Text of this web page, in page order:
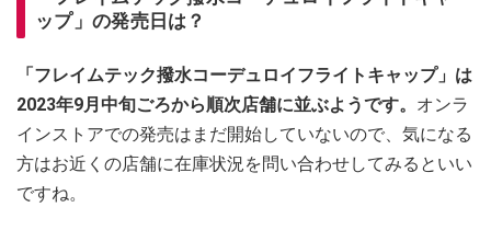
ップ」の発売日は？
「フレイムテック撥水コーデュロイフライトキャップ」は
2023年9月中旬ごろから順次店舗に並ぶようです。 オンラ
インストアでの発売はまだ開始していないので、気になる
方はお近くの店舗に在庫状況を問い合わせしてみるといい
ですね。